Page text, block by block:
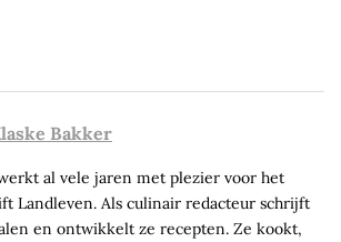
Bakker
al vele jaren met plezier voor het
Landleven. Als culinair redacteur schrijft
en ontwikkelt ze recepten. Ze kookt,